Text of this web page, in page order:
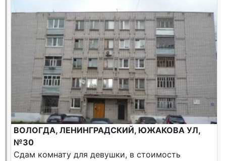
ВОЛОГДА, ЛЕНИНГРАДСКИЙ, ЮЖАКОВА УЛ,
№30
Сдам комнату для девушки, в стоимость